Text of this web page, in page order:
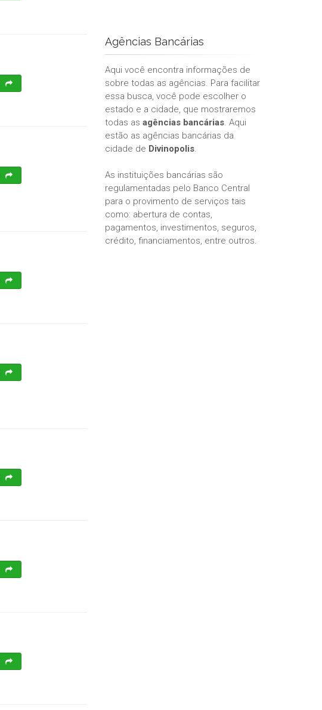
Agências Bancárias
Aqui você encontra informações de
sobre todas as agências. Para facilitar
essa busca, você pode escolher o
estado e a cidade, que mostraremos
todas as agências bancárias. Aqui
estão as agências bancárias da
cidade de Divinopolis.
As instituições bancárias são
regulamentadas pelo Banco Central
para o provimento de serviços tais
como: abertura de contas,
pagamentos, investimentos, seguros,
crédito, financiamentos, entre outros.